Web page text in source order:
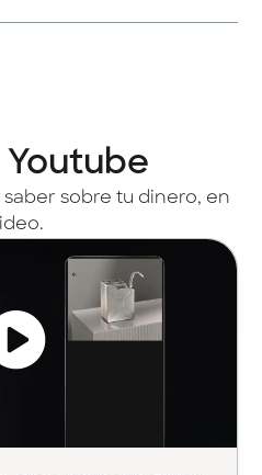
Youtube
saber sobre tu dinero, en